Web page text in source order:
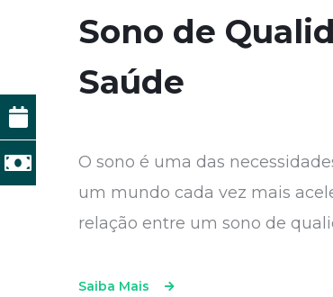
Sono de
Saúde
O sono é uma das
um mundo cada vez mais
relação entre um sono de
Saiba Mais